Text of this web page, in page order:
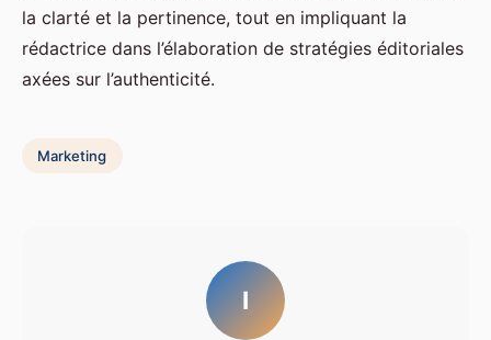
la clarté et la pertinence, tout en impliquant la
rédactrice dans l’élaboration de stratégies éditoriales
axées sur l’authenticité.
Marketing
I